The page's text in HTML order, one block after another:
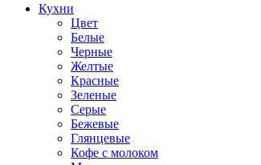
Кухни
Цвет
Белые
Черные
Желтые
Красные
Зеленые
Серые
Бежевые
Глянцевые
Кофе с молоком